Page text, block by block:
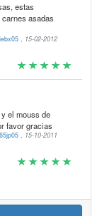
estas
asadas
, 15-02-2012
el mouss de
favor gracias
, 15-10-2011